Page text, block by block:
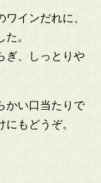
インだれに、
。
ぎ、しっとりや
かい口当たりで
もどうぞ。